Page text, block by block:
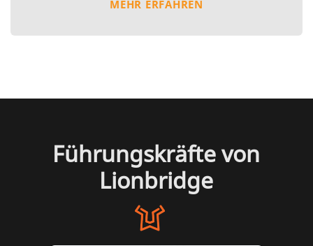
MEHR ERFAHREN
Führungskräfte von
Lionbridge